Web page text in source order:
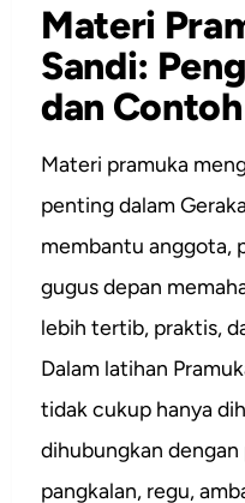
Materi
Sandi:
dan Contoh
Materi pramuka
penting dalam
membantu anggota,
gugus depan
lebih tertib, praktis,
Dalam latihan
tidak cukup hanya
dihubungkan
pangkalan, regu,